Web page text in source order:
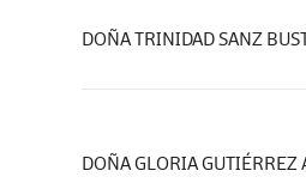
DOÑA TRINIDAD SANZ
DOÑA GLORIA GUTIÉRREZ